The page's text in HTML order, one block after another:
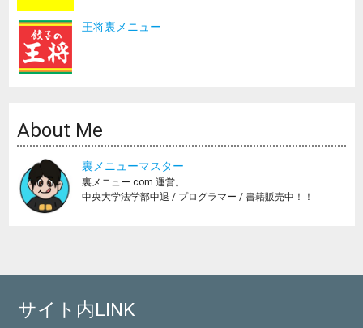
王将裏メニュー
About Me
裏メニューマスター
裏メニュー.com 運営。
中央大学法学部中退 / プログラマー / 書籍販売中！！
サイト内LINK